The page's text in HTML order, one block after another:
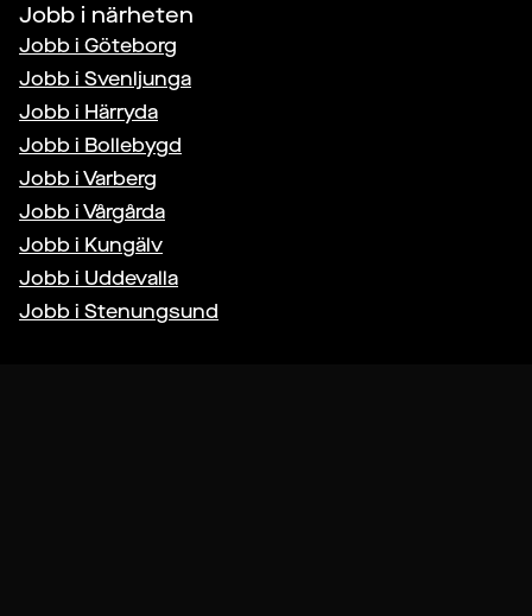
Jobb i närheten
Jobb i Göteborg
Jobb i Svenljunga
Jobb i Härryda
Jobb i Bollebygd
Jobb iVarberg
Jobb iVårgårda
Jobb i Kungälv
Jobb i Uddevalla
Jobb i Stenungsund